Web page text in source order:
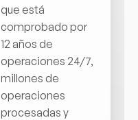
que está
comprobado por
12 años de
operaciones 24/7,
millones de
operaciones
procesadas y